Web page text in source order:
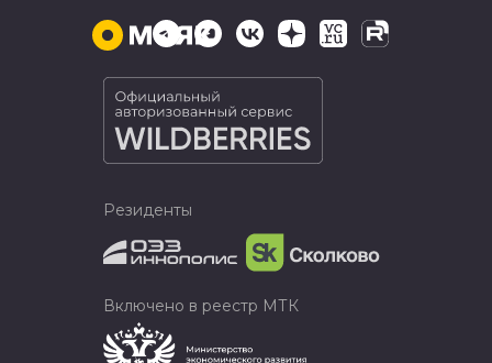
Резиденты
Включено в реестр МТК